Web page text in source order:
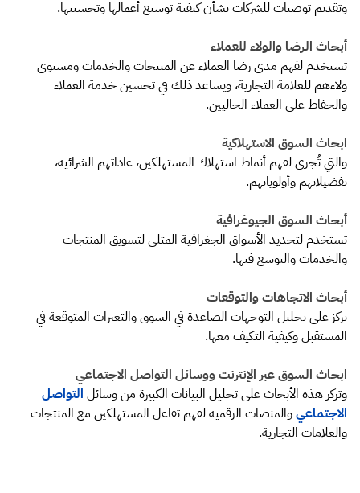
وتقديم توصيات للشركات بشأن كيفية توسيع أعمالها وتحسينها.
أبحاث الرضا والولاء للعملاء
تستخدم لفهم مدى رضا العملاء عن المنتجات والخدمات ومستوى
ولاءهم للعلامة التجارية، ويساعد ذلك في تحسين خدمة العملاء
والحفاظ على العملاء الحاليين.
ابحاث السوق الاستهلاكية
والتي تُجرى لفهم أنماط استهلاك المستهلكين، عاداتهم الشرائية،
تفضيلاتهم وأولوياتهم.
أبحاث السوق الجيوغرافية
تستخدم لتحديد الأسواق الجغرافية المثلى لتسويق المنتجات
والخدمات والتوسع فيها.
أبحاث الاتجاهات والتوقعات
تركز على تحليل التوجهات الصاعدة في السوق والتغيرات المتوقعة في
المستقبل وكيفية التكيف معها.
ابحاث السوق عبر الإنترنت ووسائل التواصل الاجتماعي
وتركز هذه الأبحاث على تحليل البيانات الكبيرة من وسائل التواصل
الاجتماعيوالمنصات الرقمية لفهم تفاعل المستهلكين مع المنتجات
والعلامات التجارية.